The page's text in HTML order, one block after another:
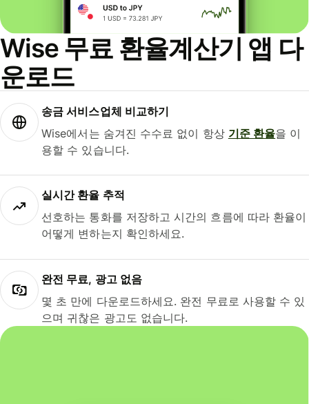
Wise 무료 환율계산기 앱 다
운로드
송금 서비스업체 비교하기
Wise에서는 숨겨진 수수료 없이 항상 기준 환율을 이
용할 수 있습니다.
실시간 환율 추적
선호하는 통화를 저장하고 시간의 흐름에 따라 환율이
어떻게 변하는지 확인하세요.
완전 무료, 광고 없음
몇 초 만에 다운로드하세요. 완전 무료로 사용할 수 있
으며 귀찮은 광고도 없습니다.